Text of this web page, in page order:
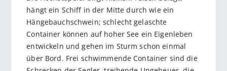
hängt ein Schiff in der Mitte durch wie ein
Hängebauchschwein; schlecht gelaschte
Container können auf hoher See ein Eigenleben
entwickeln und gehen im Sturm schon einmal
über Bord. Frei schwimmende Container sind die